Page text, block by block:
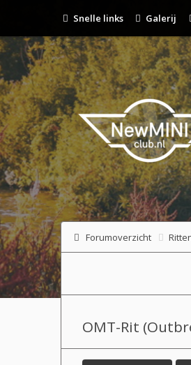
Snelle links Galerij
Forumoverzicht
OMT-Rit